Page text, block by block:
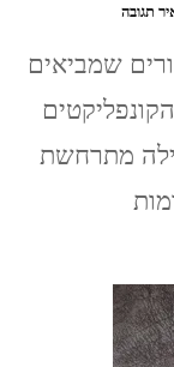
תגובהבנושא
פאמוק
שלג
שמביאים
מתרחשת